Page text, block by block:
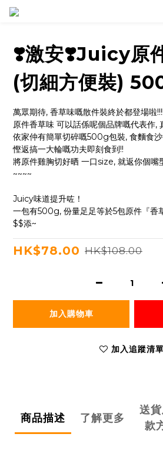
❣️激安❣️Juicy原
(切細方便裝)
萬眾期待, 香草味嘅散件裝終於都登場啦
原件香草味 可以話係呢個品牌嘅代表作,
依家仲有簡單切碎嘅500g包裝, 食麵食
慳返搞一大輪嘅功夫即刻食到!!
將原件雞胸切好晒 一口size, 就返你個嘴
~~~~
Juicy味道提升咗！
一包有500g, 份量足足等於5包原件『香
$$添~
HK$78.00 HK$108.00
加入購物車
加入追蹤清單
商品描述 了解更多
送
款